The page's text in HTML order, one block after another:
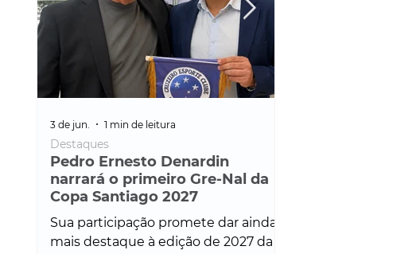
Pedro Ernesto Denardin
narrará o primeiro Gre-Nal da
Copa Santiago 2027
Sua participação promete dar ainda
mais destaque à edição de 2027 da
Destaques
3 de jun. 1 min de leitura